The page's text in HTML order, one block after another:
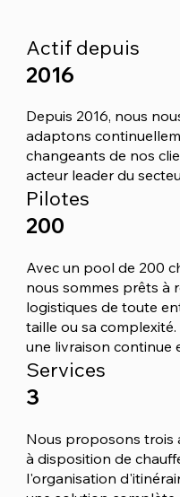
Actif depuis
2016
Depuis 2016, nous
adaptons
changeants de nos
acteur leader du
Pilotes
200
Avec un pool de 200
nous sommes prêts à
logistiques de toute
taille ou sa
une livraison continue
Services
3
Nous proposons trois
à disposition de
l'organisation